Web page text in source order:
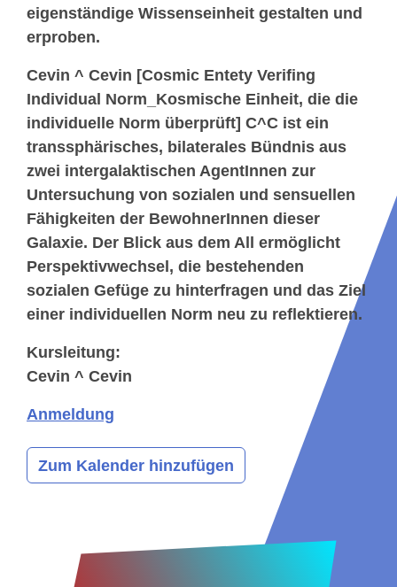
eigenständige Wissenseinheit gestalten und
erproben.
Cevin ^ Cevin [Cosmic Entety Verifing
Individual Norm_Kosmische Einheit, die die
individuelle Norm überprüft] C^C ist ein
transsphärisches, bilaterales Bündnis aus
zwei intergalaktischen AgentInnen zur
Untersuchung von sozialen und sensuellen
Fähigkeiten der BewohnerInnen dieser
Galaxie. Der Blick aus dem All ermöglicht
Perspektivwechsel, die bestehenden
sozialen Gefüge zu hinterfragen und das Ziel
einer individuellen Norm neu zu reflektieren.
Kursleitung:
Cevin ^ Cevin
Anmeldung
Zum Kalender hinzufügen